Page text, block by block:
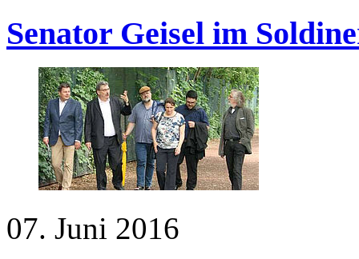
Senator Geisel im
07. Juni 2016